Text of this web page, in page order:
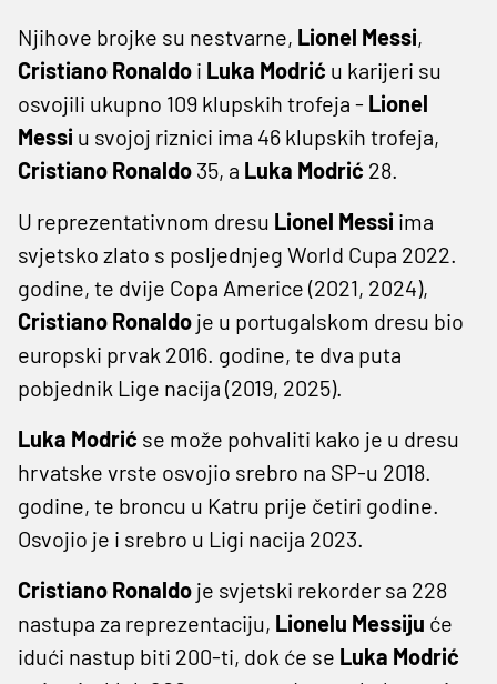
Njihove brojke su nestvarne, Lionel Messi,
Cristiano Ronaldo i Luka Modrić u karijeri su
osvojili ukupno 109 klupskih trofeja - Lionel
Messi u svojoj riznici ima 46 klupskih trofeja,
Cristiano Ronaldo 35, a Luka Modrić 28.
U reprezentativnom dresu Lionel Messi ima
svjetsko zlato s posljednjeg World Cupa 2022.
godine, te dvije Copa Americe (2021, 2024),
Cristiano Ronaldo je u portugalskom dresu bio
europski prvak 2016. godine, te dva puta
pobjednik Lige nacija (2019, 2025).
Luka Modrić se može pohvaliti kako je u dresu
hrvatske vrste osvojio srebro na SP-u 2018.
godine, te broncu u Katru prije četiri godine.
Osvojio je i srebro u Ligi nacija 2023.
Cristiano Ronaldo je svjetski rekorder sa 228
nastupa za reprezentaciju, Lionelu Messiju će
idući nastup biti 200-ti, dok će se Luka Modrić